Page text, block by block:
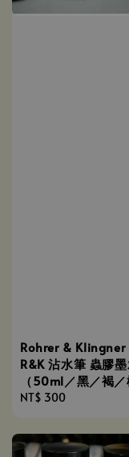
Rohrer & Klingner
R&K 沾水筆 蟲膠
（50ml／黑／褐
Regular
NT$ 300